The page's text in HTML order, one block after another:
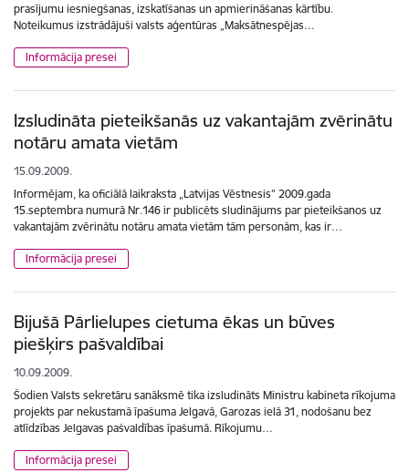
prasījumu iesniegšanas, izskatīšanas un apmierināšanas kārtību.
Noteikumus izstrādājuši valsts aģentūras „Maksātnespējas…
Informācija presei
Izsludināta pieteikšanās uz vakantajām zvērinātu
notāru amata vietām
15.09.2009.
Informējam, ka oficiālā laikraksta „Latvijas Vēstnesis” 2009.gada
15.septembra numurā Nr.146 ir publicēts sludinājums par pieteikšanos uz
vakantajām zvērinātu notāru amata vietām tām personām, kas ir…
Informācija presei
Bijušā Pārlielupes cietuma ēkas un būves
piešķirs pašvaldībai
10.09.2009.
Šodien Valsts sekretāru sanāksmē tika izsludināts Ministru kabineta rīkojuma
projekts par nekustamā īpašuma Jelgavā, Garozas ielā 31, nodošanu bez
atlīdzības Jelgavas pašvaldības īpašumā. Rīkojumu…
Informācija presei